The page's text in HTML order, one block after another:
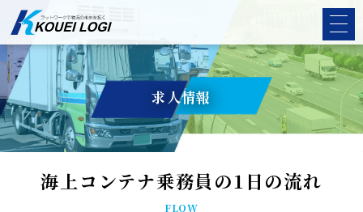
求人情報
海上コンテナ乗務員の1日の流れ
FLOW